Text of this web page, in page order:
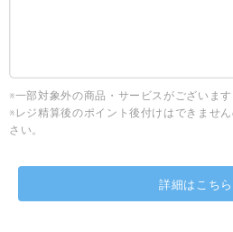
※一部対象外の商品・サービスがございます
※レジ精算後のポイント後付けはできませ
さい。
詳細はこちら